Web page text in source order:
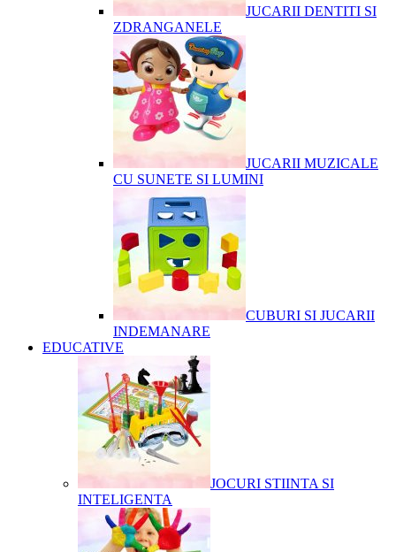
JUCARII DENTITI SI
ZDRANGANELE
JUCARII MUZICALE
CU SUNETE SI LUMINI
CUBURI SI JUCARII
INDEMANARE
EDUCATIVE
JOCURI STIINTA SI
INTELIGENTA